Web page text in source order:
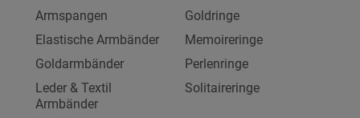
Armspangen
Elastische Armbänder
Goldarmbänder
Leder & Textil
Armbänder
Goldringe
Memoireringe
Perlenringe
Solitaireringe